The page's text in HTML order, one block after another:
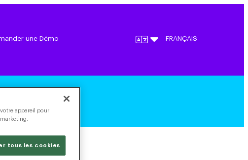
une Démo FRANÇAIS
appareil pour
tous les cookies